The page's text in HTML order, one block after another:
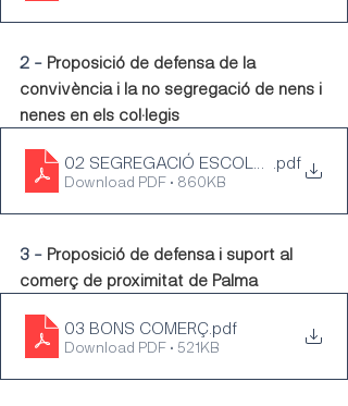
2 - Proposició de defensa de la
convivència i la no segregació de nens i
nenes en els col·legis
02 SEGREGACIÓ ESCOLAR .pdf
Download PDF • 860KB
3 - Proposició de defensa i suport al
comerç de proximitat de Palma
03 BONS COMERÇ .pdf
Download PDF • 521KB